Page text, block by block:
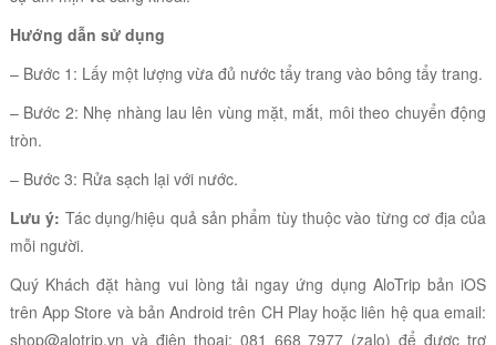
Hướng dẫn sử dụng
– Bước 1: Lấy một lượng vừa đủ nước tẩy trang vào bông tẩy trang.
– Bước 2: Nhẹ nhàng lau lên vùng mặt, mắt, môi theo chuyển động
tròn.
– Bước 3: Rửa sạch lại với nước.
Lưu ý: Tác dụng/hiệu quả sản phẩm tùy thuộc vào từng cơ địa của
mỗi người.
Quý Khách đặt hàng vui lòng tải ngay ứng dụng AloTrip bản iOS
trên App Store và bản Android trên CH Play hoặc liên hệ qua email:
shop@alotrip.vn và điện thoại: 081 668 7977 (zalo) để được trợ